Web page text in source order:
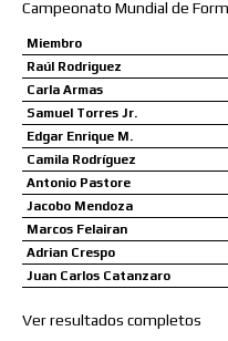
Campeonato Mundial de
Miembro
Raúl Rodriguez
Carla Armas
Samuel Torres Jr.
Edgar Enrique M.
Camila Rodríguez
Antonio Pastore
Jacobo Mendoza
Marcos Felairan
Adrian Crespo
Juan Carlos Catanzaro
Ver resultados completos